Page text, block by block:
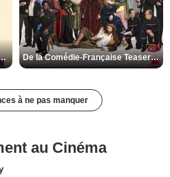
Bande-annonce VF De la Comédie-Française Teaser VF
à ne pas manquer
au Cinéma